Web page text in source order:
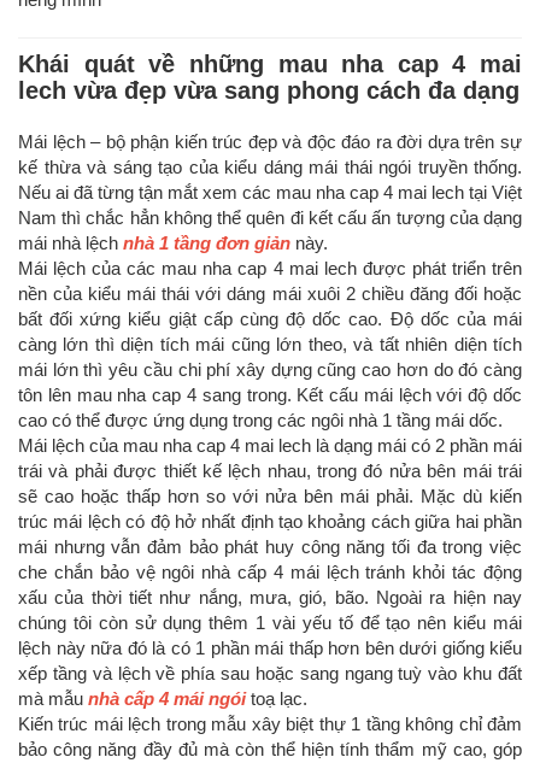
Khái quát về những mau nha cap 4 mai
lech vừa đẹp vừa sang phong cách đa dạng
Mái lệch – bộ phận kiến trúc đẹp và độc đáo ra đời dựa trên sự
kế thừa và sáng tạo của kiểu dáng mái thái ngói truyền thống.
Nếu ai đã từng tận mắt xem các mau nha cap 4 mai lech tại Việt
Nam thì chắc hẳn không thể quên đi kết cấu ấn tượng của dạng
mái nhà lệch nhà 1 tầng đơn giản này.
Mái lệch của các mau nha cap 4 mai lech được phát triển trên
nền của kiểu mái thái với dáng mái xuôi 2 chiều đăng đối hoặc
bất đối xứng kiểu giật cấp cùng độ dốc cao. Độ dốc của mái
càng lớn thì diện tích mái cũng lớn theo, và tất nhiên diện tích
mái lớn thì yêu cầu chi phí xây dựng cũng cao hơn do đó càng
tôn lên mau nha cap 4 sang trong. Kết cấu mái lệch với độ dốc
cao có thể được ứng dụng trong các ngôi nhà 1 tầng mái dốc.
Mái lệch của mau nha cap 4 mai lech là dạng mái có 2 phần mái
trái và phải được thiết kế lệch nhau, trong đó nửa bên mái trái
sẽ cao hoặc thấp hơn so với nửa bên mái phải. Mặc dù kiến
trúc mái lệch có độ hở nhất định tạo khoảng cách giữa hai phần
mái nhưng vẫn đảm bảo phát huy công năng tối đa trong việc
che chắn bảo vệ ngôi nhà cấp 4 mái lệch tránh khỏi tác động
xấu của thời tiết như nắng, mưa, gió, bão. Ngoài ra hiện nay
chúng tôi còn sử dụng thêm 1 vài yếu tố để tạo nên kiểu mái
lệch này nữa đó là có 1 phần mái thấp hơn bên dưới giống kiểu
xếp tầng và lệch về phía sau hoặc sang ngang tuỳ vào khu đất
mà mẫu nhà cấp 4 mái ngóitoạ lạc.
Kiến trúc mái lệch trong mẫu xây biệt thự 1 tầng không chỉ đảm
bảo công năng đầy đủ mà còn thể hiện tính thẩm mỹ cao, góp